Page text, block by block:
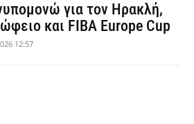
για τον Ηρακλή,
και FIBA Europe Cup
12:57